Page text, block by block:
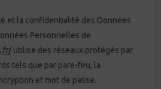
et la confidentialité des Données
Personnelles de
utilise des réseaux protégés par
tels que par pare-feu, la
et mot de passe.